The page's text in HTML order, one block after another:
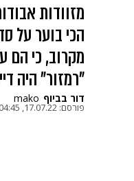
מזוודות
הכי בוער על
מקרוב, כי הם
"רמזור" היה
דור בביוף mako
פורסם: 17.07.22, 04:45